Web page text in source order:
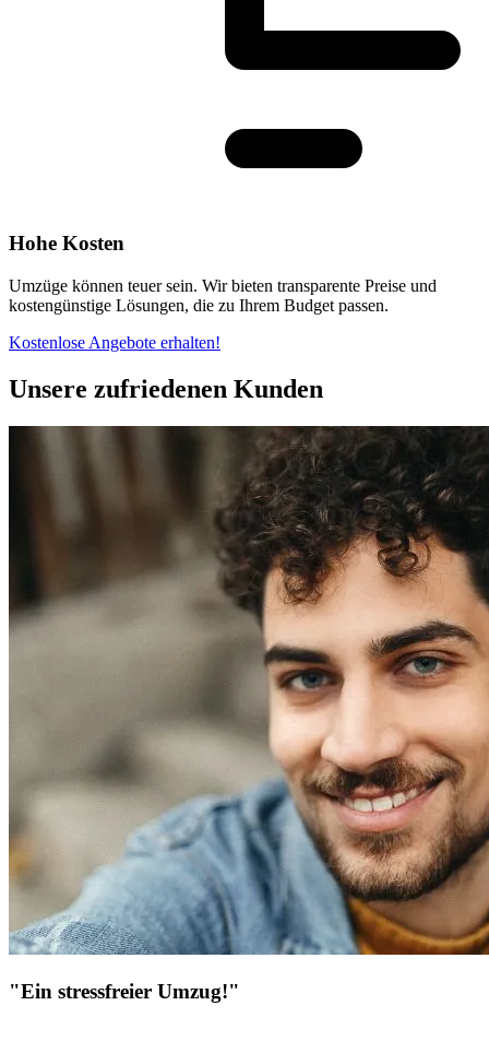
Hohe Kosten
Umzüge können teuer sein. Wir bieten transparente Preise und
kostengünstige Lösungen, die zu Ihrem Budget passen.
Kostenlose Angebote erhalten!
Unsere zufriedenen Kunden
"Ein stressfreier Umzug!"